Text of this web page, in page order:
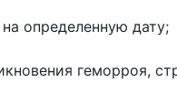
определенную дату;
геморроя,